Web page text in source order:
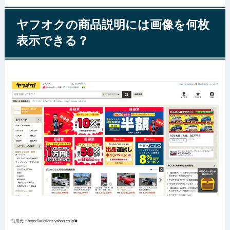
ヤフオクの商品説明には画像を何枚
表示できる？
引用元：https://auctions.yahoo.co.jp/#